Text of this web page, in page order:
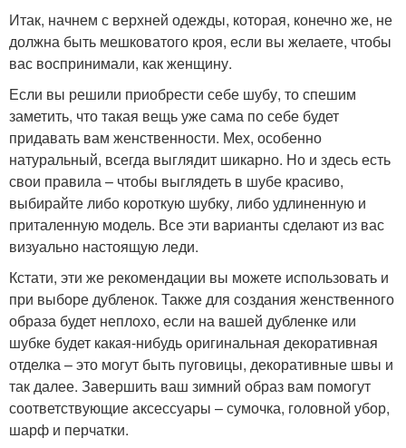
Итак, начнем с верхней одежды, которая, конечно же, не
должна быть мешковатого кроя, если вы желаете, чтобы
вас воспринимали, как женщину.
Если вы решили приобрести себе шубу, то спешим
заметить, что такая вещь уже сама по себе будет
придавать вам женственности. Мех, особенно
натуральный, всегда выглядит шикарно. Но и здесь есть
свои правила – чтобы выглядеть в шубе красиво,
выбирайте либо короткую шубку, либо удлиненную и
приталенную модель. Все эти варианты сделают из вас
визуально настоящую леди.
Кстати, эти же рекомендации вы можете использовать и
при выборе дубленок. Также для создания женственного
образа будет неплохо, если на вашей дубленке или
шубке будет какая-нибудь оригинальная декоративная
отделка – это могут быть пуговицы, декоративные швы и
так далее. Завершить ваш зимний образ вам помогут
соответствующие аксессуары – сумочка, головной убор,
шарф и перчатки.